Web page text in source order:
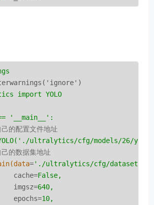
import YOLO
== '__main__':
的配置文件地址
ultralytics/cfg/models/26/
的数据集地址
='./ultralytics/cfg/datasets/
cache=False,
imgsz=640,
epochs=10,